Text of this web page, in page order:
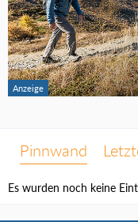
Pinnwand
Es wurden noch keine